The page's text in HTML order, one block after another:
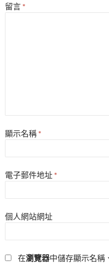
留言 *
顯示名稱 *
電子郵件地址 *
個人網站網址
在瀏覽器中儲存顯示名稱